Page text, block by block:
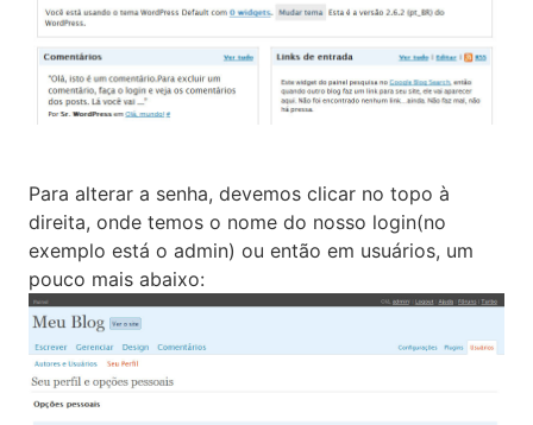
Para alterar a senha, devemos clicar no topo à
direita, onde temos o nome do nosso login(no
exemplo está o admin) ou então em usuários, um
pouco mais abaixo: